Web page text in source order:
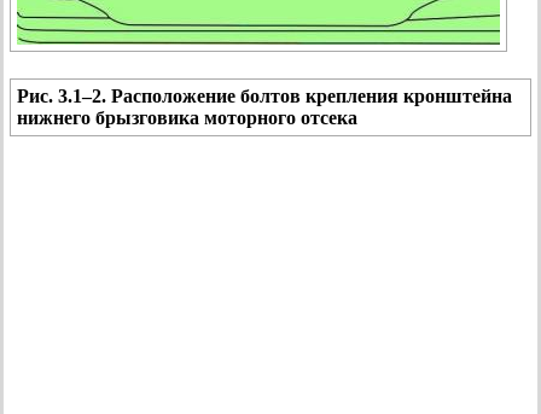
Рис. 3.1–2. Расположение болтов крепления кронштейна
нижнего брызговика моторного отсека